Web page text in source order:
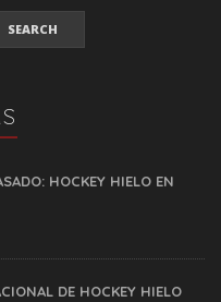
HOCKEY HIELO EN
DE HOCKEY HIELO